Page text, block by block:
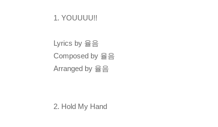
1. YOUUUU!!
Lyrics by 율음
Composed by 율음
Arranged by 율음
2. Hold My Hand